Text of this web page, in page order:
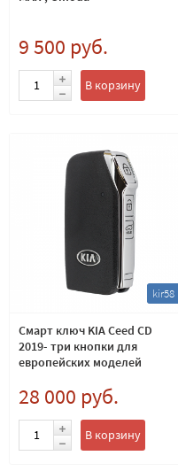
9 500 руб.
В корзину
kir58
Смарт ключ KIA Ceed CD
2019- три кнопки для
европейских моделей
28 000 руб.
В корзину